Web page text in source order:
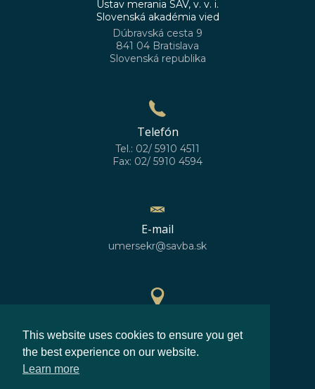
Ústav merania SAV, v. v. i.
Slovenská akadémia vied
Dúbravská cesta 9
841 04 Bratislava
Slovenská republika
Telefón
Tel.: 02/ 5910 4511
Fax: 02/ 5910 4594
E-mail
umersekr@savba.sk
48°10'10''N
17°04'06''E
This website uses cookies to ensure you get
the best experience on our website.
Learn more